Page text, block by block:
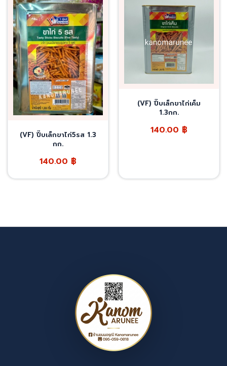
(VF) ปี๊บเล็กขาไก่5รส 1.3
กก.
140.00 ฿
(VF) ปี๊บเล็กขาไก่เค็ม
1.3กก.
140.00 ฿